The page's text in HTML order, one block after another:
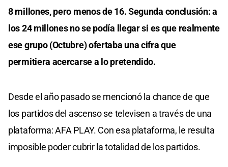
8 millones, pero menos de 16. Segunda conclusión: a
los 24 millones no se podía llegar si es que realmente
ese grupo (Octubre) ofertaba una cifra que
permitiera acercarse a lo pretendido.
Desde el año pasado se mencionó la chance de que
los partidos del ascenso se televisen a través de una
plataforma: AFA PLAY. Con esa plataforma, le resulta
imposible poder cubrir la totalidad de los partidos.